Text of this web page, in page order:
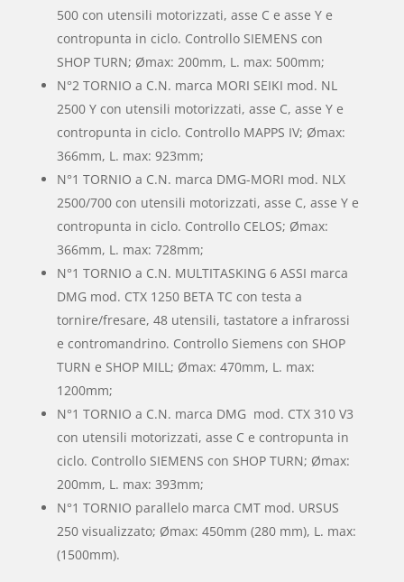
500 con utensili motorizzati, asse C e asse Y e
contropunta in ciclo. Controllo SIEMENS con
SHOP TURN; Ømax: 200mm, L. max: 500mm;
N°2 TORNIO a C.N. marca MORI SEIKI mod. NL
2500 Y con utensili motorizzati, asse C, asse Y e
contropunta in ciclo. Controllo MAPPS IV; Ømax:
366mm, L. max: 923mm;
N°1 TORNIO a C.N. marca DMG-MORI mod. NLX
2500/700 con utensili motorizzati, asse C, asse Y e
contropunta in ciclo. Controllo CELOS; Ømax:
366mm, L. max: 728mm;
N°1 TORNIO a C.N. MULTITASKING 6 ASSI marca
DMG mod. CTX 1250 BETA TC con testa a
tornire/fresare, 48 utensili, tastatore a infrarossi
e contromandrino. Controllo Siemens con SHOP
TURN e SHOP MILL; Ømax: 470mm, L. max:
1200mm;
N°1 TORNIO a C.N. marca DMG mod. CTX 310 V3
con utensili motorizzati, asse C e contropunta in
ciclo. Controllo SIEMENS con SHOP TURN; Ømax:
200mm, L. max: 393mm;
N°1 TORNIO parallelo marca CMT mod. URSUS
250 visualizzato; Ømax: 450mm (280 mm), L. max:
(1500mm).